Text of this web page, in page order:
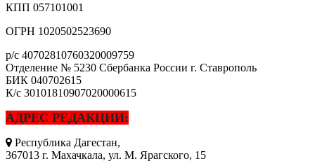
КПП 057101001
ОГРН 1020502523690
р/с 40702810760320009759
Отделение № 5230 Сбербанка России г. Ставрополь
БИК 040702615
К/с 30101810907020000615
АДРЕС РЕДАКЦИИ:
Республика Дагестан,
367013 г. Махачкала, ул. М. Ярагского, 15